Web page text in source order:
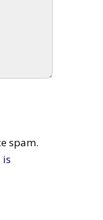
spam.
is